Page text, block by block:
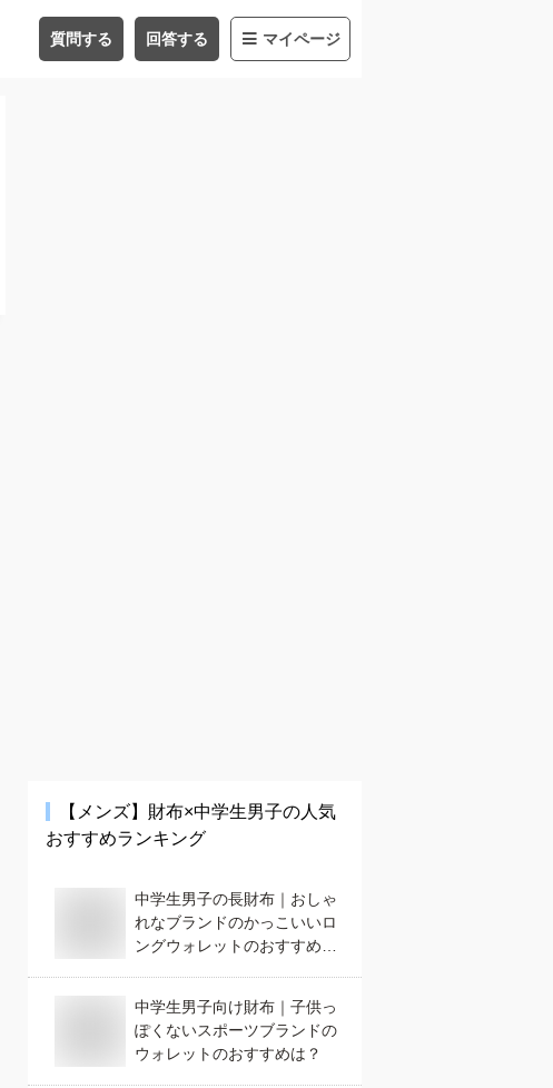
質問する 回答する マイページ
【メンズ】 財布×中学生男子の人気
おすすめランキング
中学生男子の長財布｜おしゃ
れなブランドのかっこいいロ
ングウォレットのおすすめ
中学生男子向け財布｜子供っ
ぽくないスポーツブランドの
ウォレットのおすすめは？